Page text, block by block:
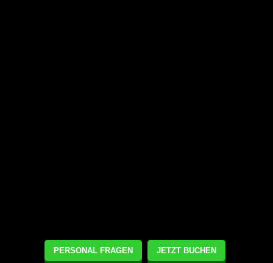
PERSONAL FRAGEN JETZT BUCHEN